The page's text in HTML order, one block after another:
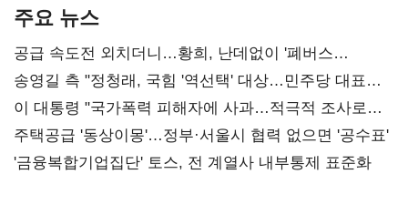
주요 뉴스
공급 속도전 외치더니…황희, 난데없이 '폐버스
리모델링' 제안
송영길 측 "정청래, 국힘 '역선택' 대상…민주당 대표로
총선 지휘 못해"
이 대통령 "국가폭력 피해자에 사과…적극적 조사로
진실 밝혀야"
주택공급 '동상이몽'…정부·서울시 협력 없으면 '공수표'
'금융복합기업집단' 토스, 전 계열사 내부통제 표준화